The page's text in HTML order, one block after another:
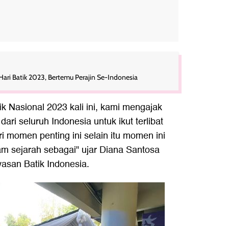
Batik 2023, Bertemu Perajin Se-Indonesia
Nasional 2023 kali ini, kami mengajak
seluruh Indonesia untuk ikut terlibat
momen penting ini selain itu momen ini
sejarah sebagai" ujar Diana Santosa
Batik Indonesia.